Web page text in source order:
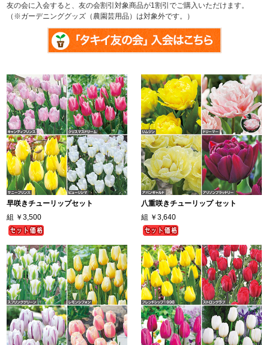
友の会に入会すると、友の会割引対象商品が1割引でご購入いただけます。
（※ガーデニンググッズ（農園芸用品）は対象外です。）
早咲きチューリップセット
組 ￥3,500
八重咲きチューリップ セット
組 ￥3,640